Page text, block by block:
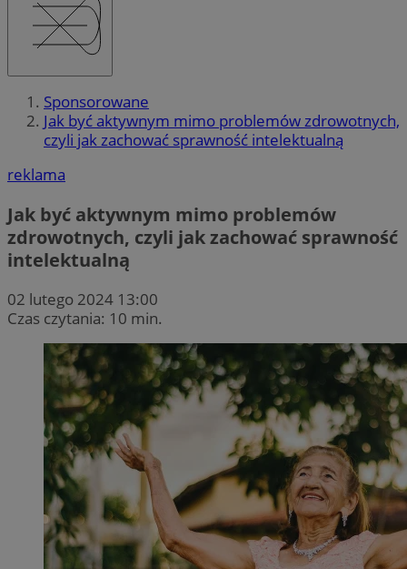
Sponsorowane
Jak być aktywnym mimo problemów zdrowotnych,
czyli jak zachować sprawność intelektualną
reklama
Jak być aktywnym mimo problemów
zdrowotnych, czyli jak zachować sprawność
intelektualną
02 lutego 2024 13:00
Czas czytania: 10 min.